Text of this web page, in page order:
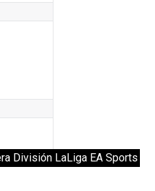
División LaLiga EA Sports